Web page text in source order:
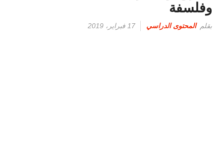
وفلسفة
بقلم المحتوى الدراسي 17 فبراير، 2019